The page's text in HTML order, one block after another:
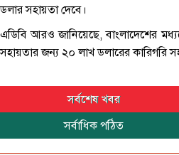
ডলার সহায়তা দেবে।
এডিবি আরও জানিয়েছে, বাংলাদেশের
সহায়তার জন্য ২০ লাখ ডলারের কারিগরি
সর্বশেষ খবর
সর্বাধিক পঠিত